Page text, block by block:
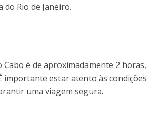
Rio de Janeiro.
é de aproximadamente 2 horas,
importante estar atento às condições
uma viagem segura.